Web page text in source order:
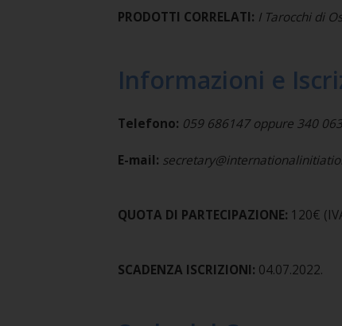
PRODOTTI CORRELATI: I Tarocchi di
Informazioni e
Telefono: 059 686147 oppure 340
E-mail:
QUOTA DI PARTECIPAZIONE: 120€
SCADENZA ISCRIZIONI: 04.07.2022.